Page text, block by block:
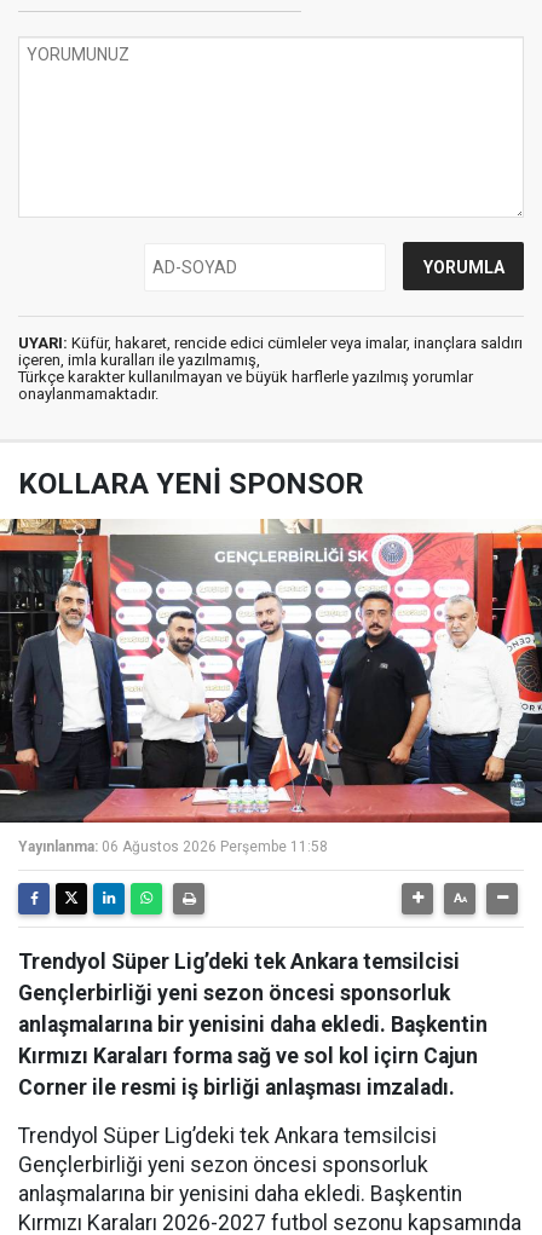
UYARI: Küfür, hakaret, rencide edici cümleler veya imalar, inançlara saldırı
içeren, imla kuralları ile yazılmamış,
Türkçe karakter kullanılmayan ve büyük harflerle yazılmış yorumlar
onaylanmamaktadır.
KOLLARA YENİ SPONSOR
Yayınlanma: 06 Ağustos 2026 Perşembe 11:58
Trendyol Süper Lig’deki tek Ankara temsilcisi
Gençlerbirliği yeni sezon öncesi sponsorluk
anlaşmalarına bir yenisini daha ekledi. Başkentin
Kırmızı Karaları forma sağ ve sol kol içirn Cajun
Corner ile resmi iş birliği anlaşması imzaladı.
Trendyol Süper Lig’deki tek Ankara temsilcisi
Gençlerbirliği yeni sezon öncesi sponsorluk
anlaşmalarına bir yenisini daha ekledi. Başkentin
Kırmızı Karaları 2026-2027 futbol sezonu kapsamında